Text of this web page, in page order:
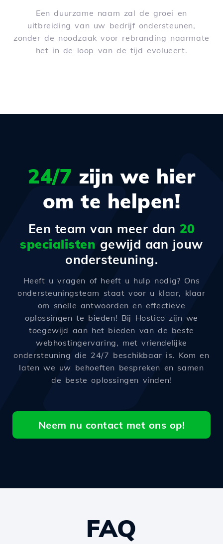
Een duurzame naam zal de groei en
uitbreiding van uw bedrijf ondersteunen,
zonder de noodzaak voor rebranding naarmate
het in de loop van de tijd evolueert.
24/7 zijn we hier
om te helpen!
Een team van meer dan 20
specialisten gewijd aan jouw
ondersteuning.
Heeft u vragen of heeft u hulp nodig? Ons
ondersteuningsteam staat voor u klaar, klaar
om snelle antwoorden en effectieve
oplossingen te bieden! Bij Hostico zijn we
toegewijd aan het bieden van de beste
webhostingervaring, met vriendelijke
ondersteuning die 24/7 beschikbaar is. Kom en
laten we uw behoeften bespreken en samen
de beste oplossingen vinden!
Neem nu contact met ons op!
FAQ